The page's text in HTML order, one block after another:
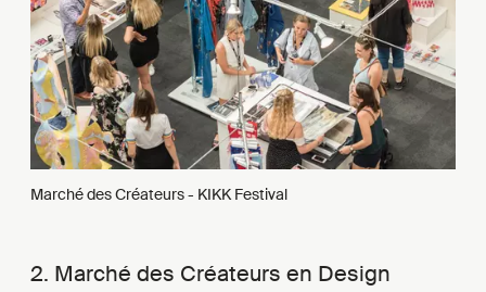
Marché des Créateurs - KIKK Festival
2. Marché des Créateurs en Design